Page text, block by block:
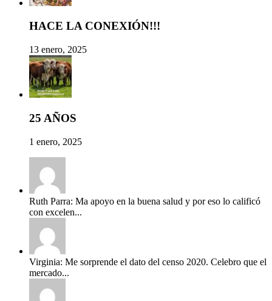
HACE LA CONEXIÓN!!!
13 enero, 2025
25 AÑOS
1 enero, 2025
Ruth Parra: Ma apoyo en la buena salud y por eso lo calificó
con excelen...
Virginia: Me sorprende el dato del censo 2020. Celebro que el
mercado...